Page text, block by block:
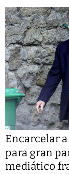
Encarcelar
para gran
mediático